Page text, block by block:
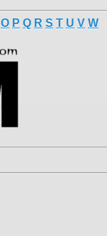
O P Q R S T U V W